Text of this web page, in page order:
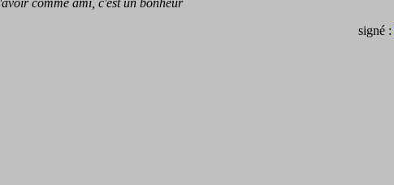
'avoir comme ami, c'est un bonheur
signé :